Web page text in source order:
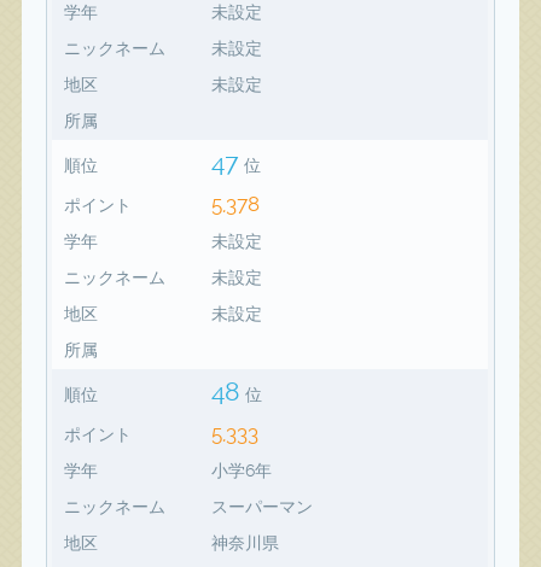
学年
未設定
ニックネーム
未設定
地区
未設定
所属
順位 47 位
ポイント 5,378
学年
未設定
ニックネーム
未設定
地区
未設定
所属
順位 48 位
ポイント 5,333
学年
小学6年
ニックネーム
スーパーマン
地区
神奈川県